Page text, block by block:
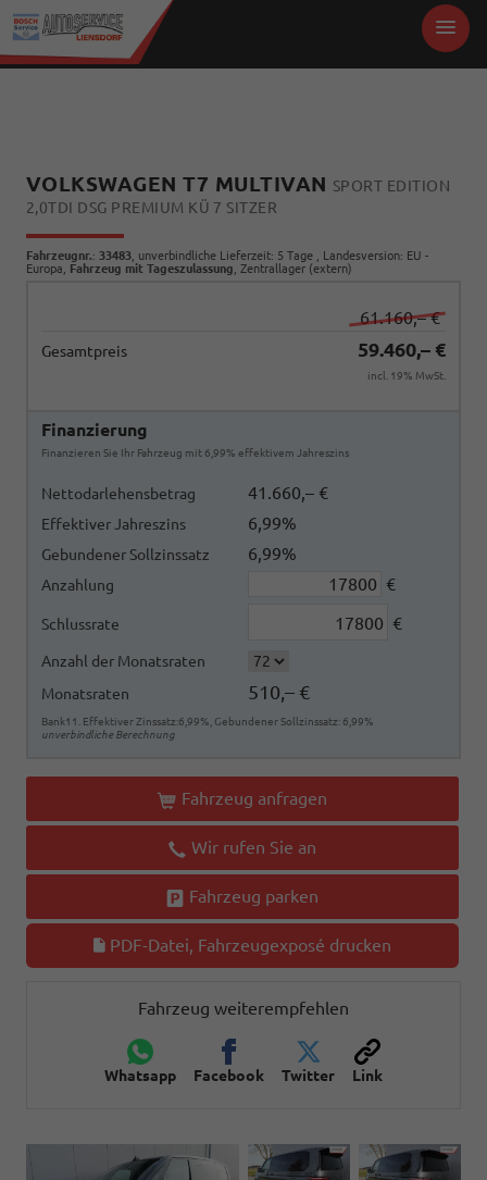
VOLKSWAGEN T7 MULTIVAN SPORT EDITION
2,0TDI DSG PREMIUM KÜ 7 SITZER
Fahrzeugnr.: 33483 , unverbindliche Lieferzeit: 5 Tage , Landesversion: EU -
Europa, Fahrzeug mit Tageszulassung , Zentrallager (extern)
61.160,– €
Gesamtpreis 59.460,– €
incl. 19% MwSt.
Finanzierung
Finanzieren Sie Ihr Fahrzeug mit 6,99% effektivem Jahreszins
Nettodarlehensbetrag 41.660,– €
Effektiver Jahreszins 6,99%
Gebundener Sollzinssatz 6,99%
Anzahlung €
Schlussrate €
Anzahl der Monatsraten
Monatsraten
510,– €
Bank11. Effektiver Zinssatz:6,99%, Gebundener Sollzinssatz: 6,99%
unverbindliche Berechnung
Fahrzeug anfragen
Wir rufen Sie an
Fahrzeug parken
PDF-Datei, Fahrzeugexposé drucken
Fahrzeug weiterempfehlen
Whatsapp Facebook Twitter Link